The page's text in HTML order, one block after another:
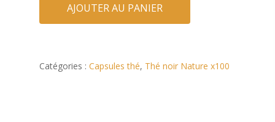
AJOUTER AU PANIER
Catégories : Capsules thé, Thé noir Nature x100